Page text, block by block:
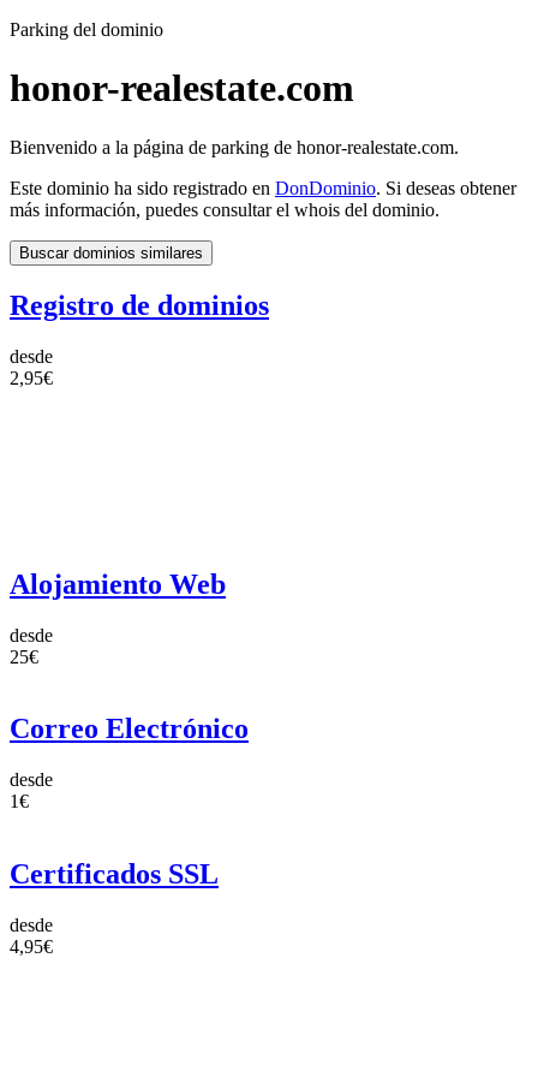
Parking del dominio
honor-realestate.com
Bienvenido a la página de parking de honor-realestate.com.
Este dominio ha sido registrado en DonDominio. Si deseas obtener
más información, puedes consultar el whois del dominio.
Buscar dominios similares
Registro de dominios
desde
2,95€
Alojamiento Web
desde
25€
Correo Electrónico
desde
1€
Certificados SSL
desde
4,95€